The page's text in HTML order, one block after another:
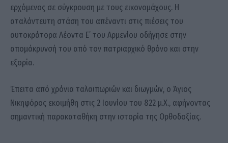
ερχόμενος σε σύγκρουση με τους εικονομάχους. Η
αταλάντευτη στάση του απέναντι στις πιέσεις του
αυτοκράτορα Λέοντα Ε’ του Αρμενίου οδήγησε στην
απομάκρυνσή του από τον πατριαρχικό θρόνο και στην
εξορία.
Έπειτα από χρόνια ταλαιπωριών και διωγμών, ο Άγιος
Νικηφόρος εκοιμήθη στις 2 Ιουνίου του 822 μ.Χ., αφήνοντας
σημαντική παρακαταθήκη στην ιστορία της Ορθοδοξίας.